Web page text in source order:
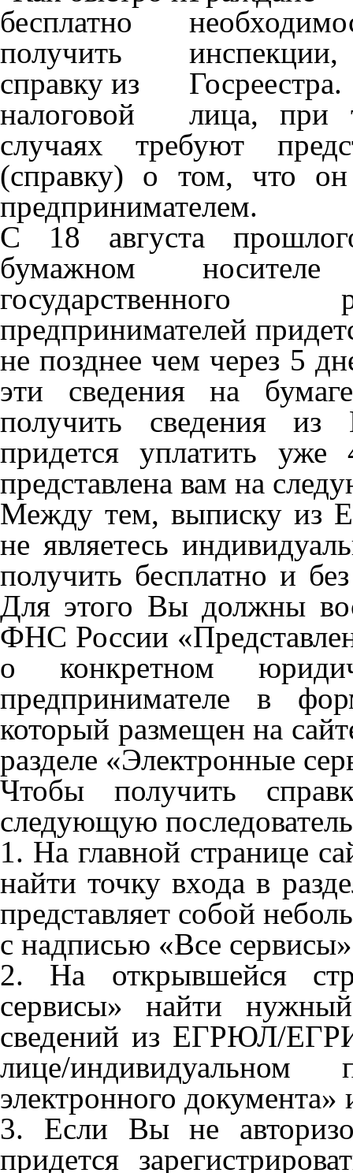
лица, при
случаях требуют
(справку) о том, что он
предпринимателем.
С 18 августа
бумажном
государственного
предпринимателей
не позднее чем через 5
эти сведения на
получить сведения из
придется уплатить
представлена вам на
Между тем, выписку из
не являетесь
получить бесплатно и
Для этого Вы должны
ФНС России
о конкретном
предпринимателе в
который размещен на
разделе «Электронные
Чтобы получить
следующую
1. На главной странице
найти точку входа в
представляет собой
с надписью «Все
2. На открывшейся
сервисы» найти
сведений из ЕГРЮЛ/
лице/
электронного документа»
3. Если Вы не
придется